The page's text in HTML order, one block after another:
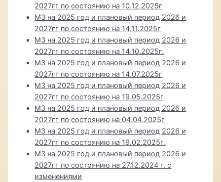
2027гг по состоянию на 10.12.2025г
МЗ на 2025 год и плановый период 2026 и
2027гг по состоянию на 14.11.2025г
МЗ на 2025 год и плановый период 2026 и
2027гг по состоянию на 14.10.2025г.
МЗ на 2025 год и плановый период 2026 и
2027гг по состоянию на 14.07.2025г
МЗ на 2025 год и плановый период 2026 и
2027гг по состоянию на 19.05.2025г
МЗ на 2025 год и плановый период 2026 и
2027гг по состоянию на 04.04.2025г
МЗ на 2025 год и плановый период 2026 и
2027гг по состоянию на 19.02.2025г.
МЗ на 2025 год и плановый период 2026 и
2027гг по состоянию на 27.12.2024 г. с
изменениями